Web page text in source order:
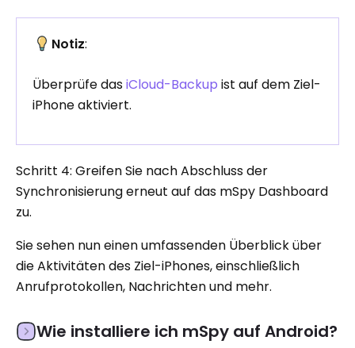
Notiz:
Überprüfe dasiCloud-Backup ist auf dem Ziel-
iPhone aktiviert.
Schritt 4: Greifen Sie nach Abschluss der
Synchronisierung erneut auf das mSpy Dashboard
zu.
Sie sehen nun einen umfassenden Überblick über
die Aktivitäten des Ziel-iPhones, einschließlich
Anrufprotokollen, Nachrichten und mehr.
Wie installiere ich mSpy auf Android?